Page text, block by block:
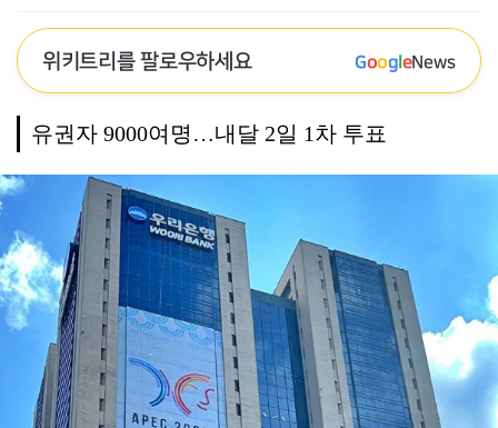
위키트리를 팔로우하세요 GoogleNews
유권자 9000여명…내달 2일 1차 투표